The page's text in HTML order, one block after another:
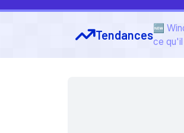
Tendances🆕
ce